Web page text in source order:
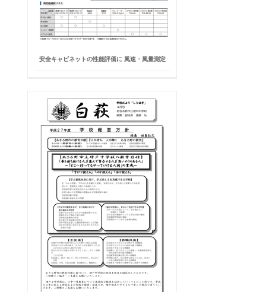
安全キャビネットの性能評価に 風速・風量測定